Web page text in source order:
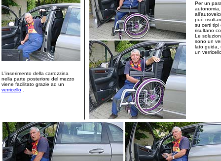
Per un
può
su certi tipi
risultano
Le
sono un
lato guida,
un
L'inserimento della carrozzina
nella parte posteriore del mezzo
viene facilitato grazie ad un
verricello